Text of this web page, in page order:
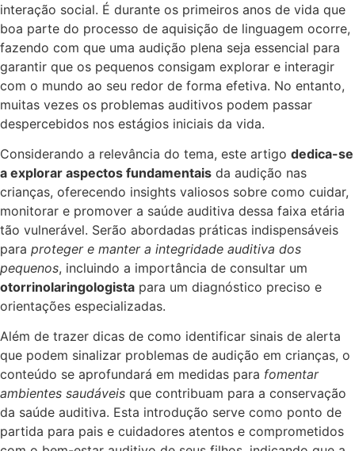
interação social. É durante os primeiros anos de vida que
boa parte do processo de aquisição de linguagem ocorre,
fazendo com que uma audição plena seja essencial para
garantir que os pequenos consigam explorar e interagir
com o mundo ao seu redor de forma efetiva. No entanto,
muitas vezes os problemas auditivos podem passar
despercebidos nos estágios iniciais da vida.
Considerando a relevância do tema, este artigo dedica-se
a explorar aspectos fundamentais da audição nas
crianças, oferecendo insights valiosos sobre como cuidar,
monitorar e promover a saúde auditiva dessa faixa etária
tão vulnerável. Serão abordadas práticas indispensáveis
para proteger e manter a integridade auditiva dos
pequenos, incluindo a importância de consultar um
otorrinolaringologista para um diagnóstico preciso e
orientações especializadas.
Além de trazer dicas de como identificar sinais de alerta
que podem sinalizar problemas de audição em crianças, o
conteúdo se aprofundará em medidas para fomentar
ambientes saudáveis que contribuam para a conservação
da saúde auditiva. Esta introdução serve como ponto de
partida para pais e cuidadores atentos e comprometidos